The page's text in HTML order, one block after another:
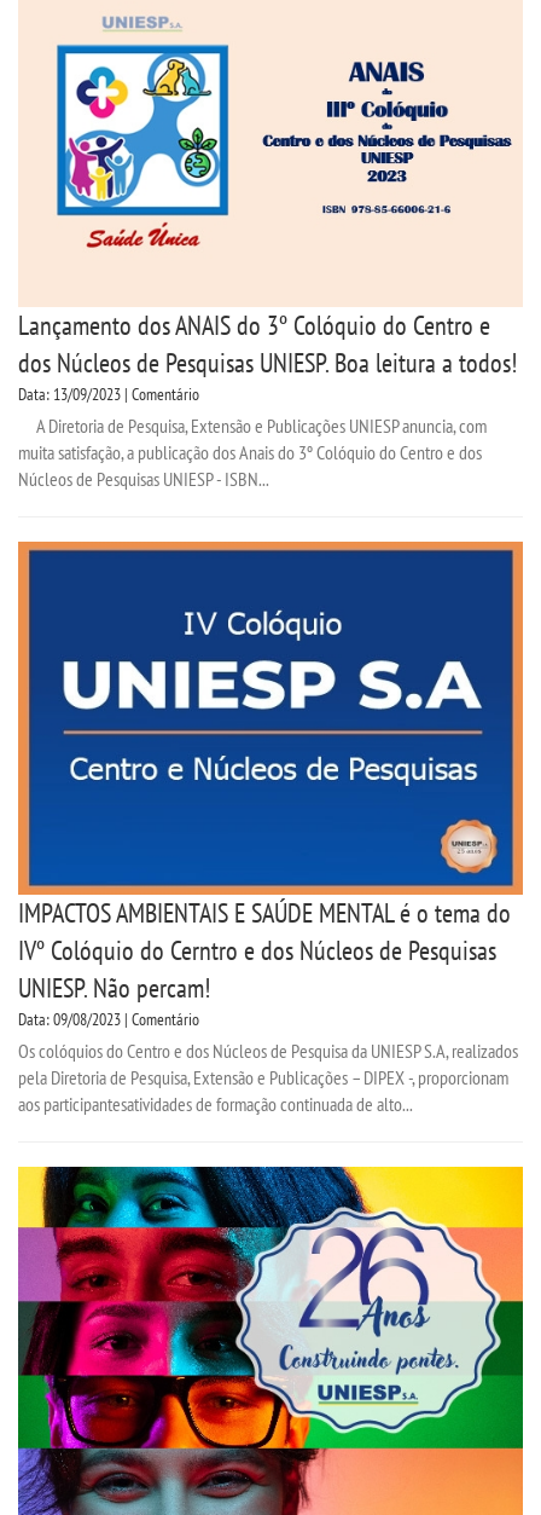
WEBMAIL
PORTAL DE ALUNOS
PORTAL DE PROFESSORES/ACADÊMICO
IMPRENSA
TRABALHE CONOSCO
OUVIDORIA
Lançamento dos ANAIS do 3º Colóquio do Centro e
dos Núcleos de Pesquisas UNIESP. Boa leitura a todos!
Data: 13/09/2023 | Comentário
A Diretoria de Pesquisa, Extensão e Publicações UNIESP anuncia, com
muita satisfação, a publicação dos Anais do 3º Colóquio do Centro e dos
Núcleos de Pesquisas UNIESP - ISBN...
IMPACTOS AMBIENTAIS E SAÚDE MENTAL é o tema do
IVº Colóquio do Cerntro e dos Núcleos de Pesquisas
UNIESP. Não percam!
Data: 09/08/2023 | Comentário
Os colóquios do Centro e dos Núcleos de Pesquisa da UNIESP S.A, realizados
pela Diretoria de Pesquisa, Extensão e Publicações – DIPEX -, proporcionam
aos participantesatividades de formação continuada de alto...